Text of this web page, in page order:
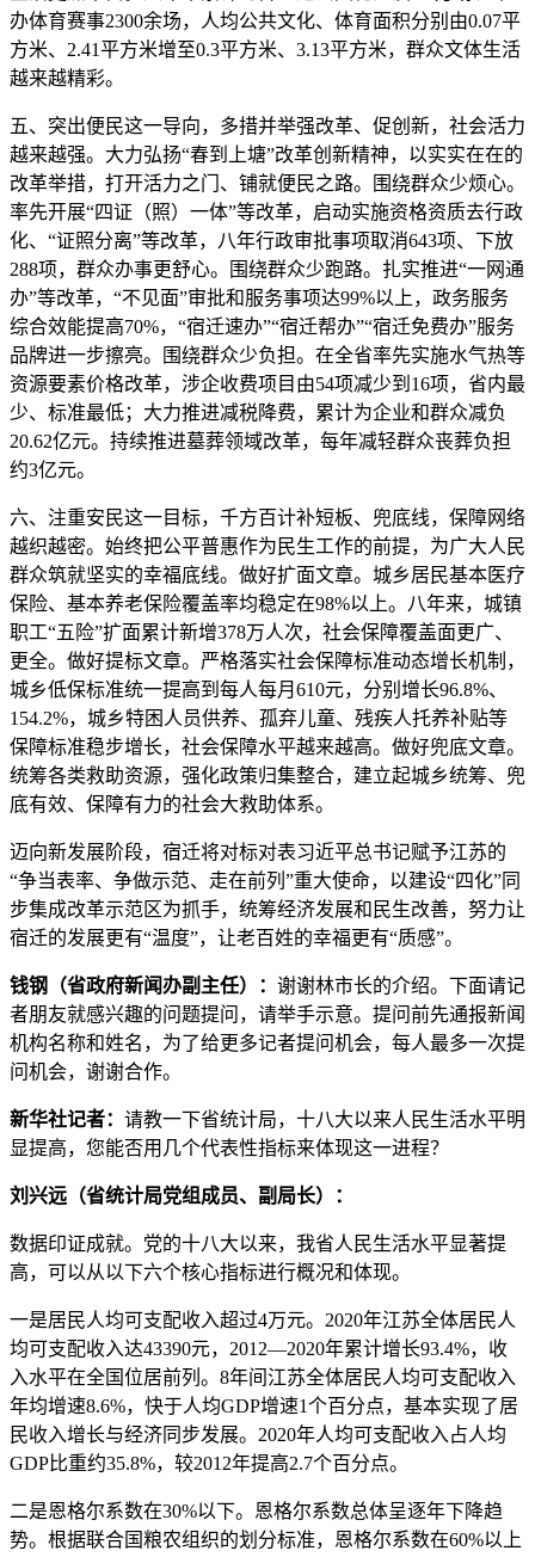
办体育赛事2300余场，人均公共文化、体育面积分别由0.07平
方米、2.41平方米增至0.3平方米、3.13平方米，群众文体生活
越来越精彩。
五、突出便民这一导向，多措并举强改革、促创新，社会活力
越来越强。大力弘扬“春到上塘”改革创新精神，以实实在在的
改革举措，打开活力之门、铺就便民之路。围绕群众少烦心。
率先开展“四证（照）一体”等改革，启动实施资格资质去行政
化、“证照分离”等改革，八年行政审批事项取消643项、下放
288项，群众办事更舒心。围绕群众少跑路。扎实推进“一网通
办”等改革，“不见面”审批和服务事项达99%以上，政务服务
综合效能提高70%，“宿迁速办”“宿迁帮办”“宿迁免费办”服务
品牌进一步擦亮。围绕群众少负担。在全省率先实施水气热等
资源要素价格改革，涉企收费项目由54项减少到16项，省内最
少、标准最低；大力推进减税降费，累计为企业和群众减负
20.62亿元。持续推进墓葬领域改革，每年减轻群众丧葬负担
约3亿元。
六、注重安民这一目标，千方百计补短板、兜底线，保障网络
越织越密。始终把公平普惠作为民生工作的前提，为广大人民
群众筑就坚实的幸福底线。做好扩面文章。城乡居民基本医疗
保险、基本养老保险覆盖率均稳定在98%以上。八年来，城镇
职工“五险”扩面累计新增378万人次，社会保障覆盖面更广、
更全。做好提标文章。严格落实社会保障标准动态增长机制，
城乡低保标准统一提高到每人每月610元，分别增长96.8%、
154.2%，城乡特困人员供养、孤弃儿童、残疾人托养补贴等
保障标准稳步增长，社会保障水平越来越高。做好兜底文章。
统筹各类救助资源，强化政策归集整合，建立起城乡统筹、兜
底有效、保障有力的社会大救助体系。
迈向新发展阶段，宿迁将对标对表习近平总书记赋予江苏的
“争当表率、争做示范、走在前列”重大使命，以建设“四化”同
步集成改革示范区为抓手，统筹经济发展和民生改善，努力让
宿迁的发展更有“温度”，让老百姓的幸福更有“质感”。
钱钢（省政府新闻办副主任）： 谢谢林市长的介绍。下面请记
者朋友就感兴趣的问题提问，请举手示意。提问前先通报新闻
机构名称和姓名，为了给更多记者提问机会，每人最多一次提
问机会，谢谢合作。
新华社记者： 请教一下省统计局，十八大以来人民生活水平明
显提高，您能否用几个代表性指标来体现这一进程？
刘兴远（省统计局党组成员、副局长）：
数据印证成就。党的十八大以来，我省人民生活水平显著提
高，可以从以下六个核心指标进行概况和体现。
一是居民人均可支配收入超过4万元。2020年江苏全体居民人
均可支配收入达43390元，2012—2020年累计增长93.4%，收
入水平在全国位居前列。8年间江苏全体居民人均可支配收入
年均增速8.6%，快于人均GDP增速1个百分点，基本实现了居
民收入增长与经济同步发展。2020年人均可支配收入占人均
GDP比重约35.8%，较2012年提高2.7个百分点。
二是恩格尔系数在30%以下。恩格尔系数总体呈逐年下降趋
势。根据联合国粮农组织的划分标准，恩格尔系数在60%以上